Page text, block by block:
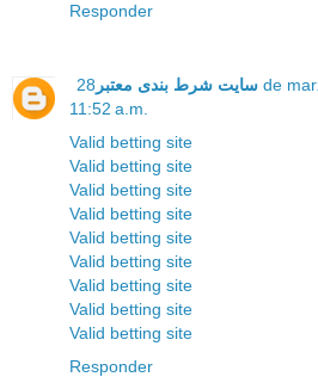
Responder
سایت شرط بندی معتبر 28 de marzo de 2021 a las
11:52 a.m.
Valid betting site
Valid betting site
Valid betting site
Valid betting site
Valid betting site
Valid betting site
Valid betting site
Valid betting site
Valid betting site
Responder